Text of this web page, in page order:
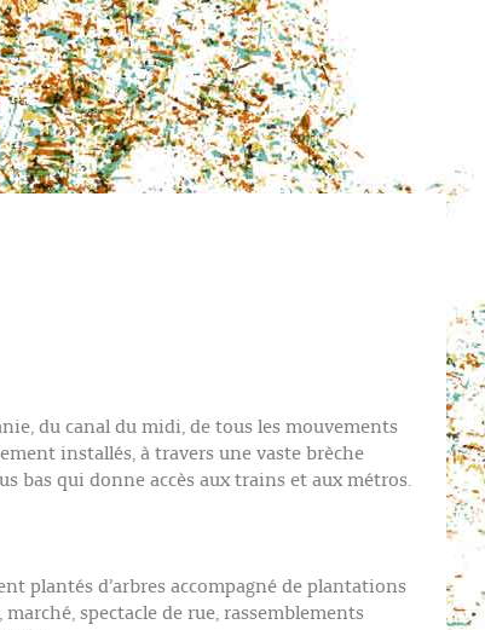
du canal du midi, de tous les mouvements
installés, à travers une vaste brèche
bas qui donne accès aux trains et aux métros.
plantés d’arbres accompagné de plantations
spectacle de rue, rassemblements